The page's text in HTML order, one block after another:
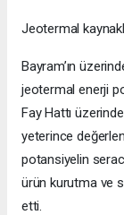
Jeotermal
Bayram’ın
jeotermal enerji
Fay Hattı
yeterince
potansiyelin
ürün kurutma ve
etti.